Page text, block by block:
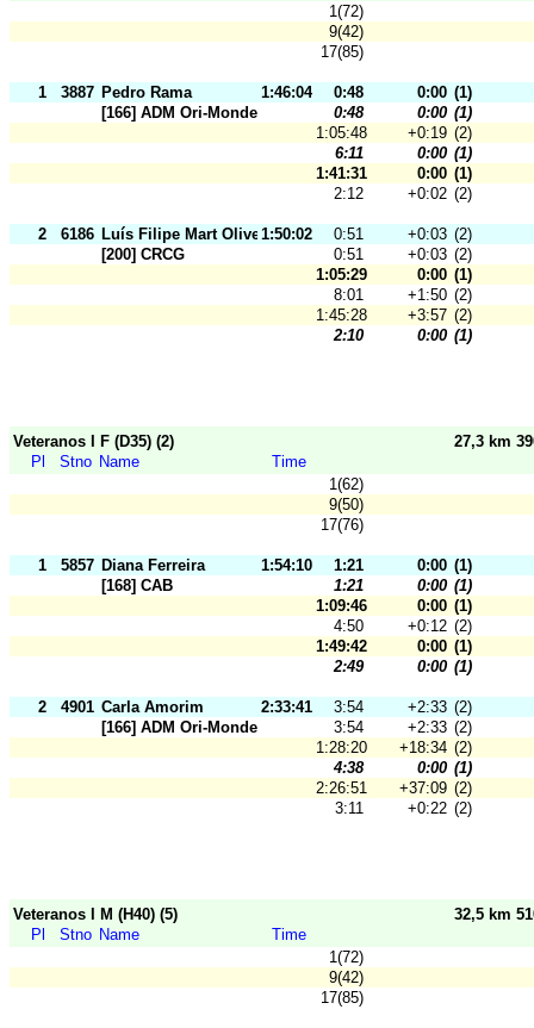
1(72)
9(42)
17(85)
1 3887 Pedro Rama 1:46:04 0:48 0:00 (1)
[166] ADM Ori-Mondego
0:48 0:00 (1)
1:05:48
+0:19 (2)
6:11
0:00 (1)
1:41:31
0:00 (1)
2:12
+0:02 (2)
2 6186 Luís Filipe Mart Oliveira1:50:02 0:51 +0:03 (2)
[200] CRCG
0:51 +0:03 (2)
1:05:29
0:00 (1)
8:01
+1:50 (2)
1:45:28
+3:57 (2)
2:10
0:00 (1)
Veteranos I F (D35) (2)
27,3 km
Pl
Stno Name
Time
1(62)
9(50)
17(76)
1 5857 Diana Ferreira 1:54:10 1:21 0:00 (1)
[168] CAB
1:21 0:00 (1)
1:09:46
0:00 (1)
4:50
+0:12 (2)
1:49:42
0:00 (1)
2:49
0:00 (1)
2 4901 Carla Amorim 2:33:41 3:54 +2:33 (2)
[166] ADM Ori-Mondego
3:54 +2:33 (2)
1:28:20
+18:34 (2)
4:38
0:00 (1)
2:26:51
+37:09 (2)
3:11
+0:22 (2)
Veteranos I M (H40) (5)
32,5 km
Pl
Stno Name
Time
1(72)
9(42)
17(85)